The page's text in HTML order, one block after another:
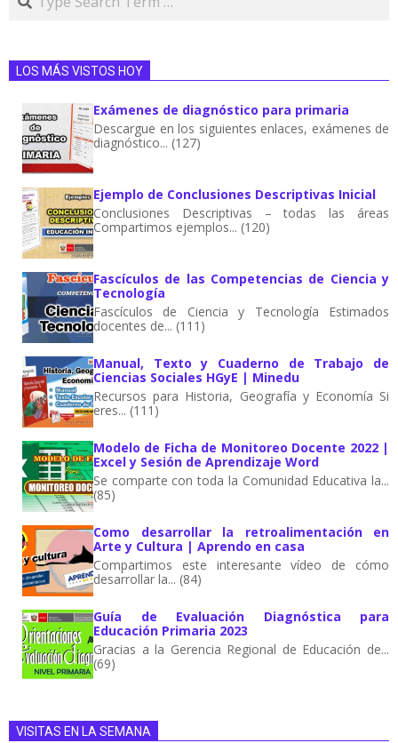
LOS MÁS VISTOS HOY
Exámenes de diagnóstico para primaria
Descargue en los siguientes enlaces, exámenes de
diagnóstico... (127)
Ejemplo de Conclusiones Descriptivas Inicial
Conclusiones Descriptivas – todas las áreas
Compartimos ejemplos... (120)
Fascículos de las Competencias de Ciencia y
Tecnología
Fascículos de Ciencia y Tecnología Estimados
docentes de... (111)
Manual, Texto y Cuaderno de Trabajo de
Ciencias Sociales HGyE | Minedu
Recursos para Historia, Geografía y Economía Si
eres... (111)
Modelo de Ficha de Monitoreo Docente 2022 |
Excel y Sesión de Aprendizaje Word
Se comparte con toda la Comunidad Educativa la...
(85)
Como desarrollar la retroalimentación en
Arte y Cultura | Aprendo en casa
Compartimos este interesante vídeo de cómo
desarrollar la... (84)
Guía de Evaluación Diagnóstica para
Educación Primaria 2023
Gracias a la Gerencia Regional de Educación de...
(69)
VISITAS EN LA SEMANA